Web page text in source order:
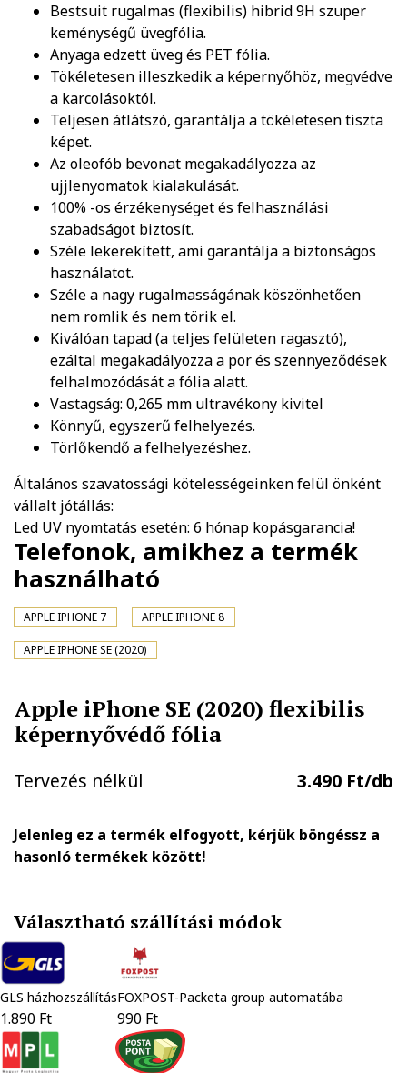
Bestsuit rugalmas (flexibilis) hibrid 9H szuper
keménységű üvegfólia.
Anyaga edzett üveg és PET fólia.
Tökéletesen illeszkedik a képernyőhöz, megvédve
a karcolásoktól.
Teljesen átlátszó, garantálja a tökéletesen tiszta
képet.
Az oleofób bevonat megakadályozza az
ujjlenyomatok kialakulását.
100% -os érzékenységet és felhasználási
szabadságot biztosít.
Széle lekerekített, ami garantálja a biztonságos
használatot.
Széle a nagy rugalmasságának köszönhetően
nem romlik és nem törik el.
Kiválóan tapad (a teljes felületen ragasztó),
ezáltal megakadályozza a por és szennyeződések
felhalmozódását a fólia alatt.
Vastagság: 0,265 mm ultravékony kivitel
Könnyű, egyszerű felhelyezés.
Törlőkendő a felhelyezéshez.
Általános szavatossági kötelességeinken felül önként
vállalt jótállás:
Led UV nyomtatás esetén: 6 hónap kopásgarancia!
Telefonok, amikhez a termék
használható
APPLE IPHONE 7 APPLE IPHONE 8
APPLE IPHONE SE (2020)
Apple iPhone SE (2020) flexibilis
képernyővédő fólia
Tervezés nélkül 3.490 Ft/db
Jelenleg ez a termék elfogyott, kérjük böngéssz a
hasonló termékek között!
Választható szállítási módok
GLS házhozszállítás
1.890 Ft
FOXPOST-Packeta group automatába
990 Ft